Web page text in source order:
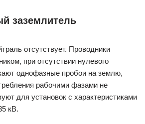
заземлитель
отсутствует. Проводники
при отсутствии нулевого
однофазные пробои на землю,
рабочими фазами не
для установок с характеристиками
кВ.